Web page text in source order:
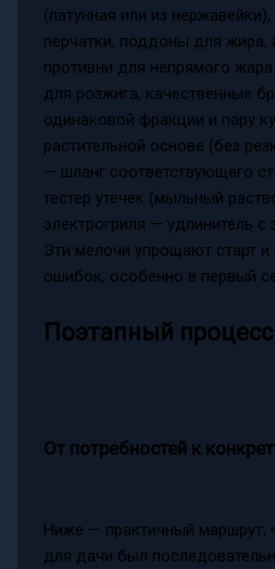
(латунная или из
перчатки, поддоны для
противни для непрямого
для розжига, качественные
одинаковой фракции и пару
растительной основе (без
— шланг соответствующего
тестер утечек (мыльный
электрогриля — удлинитель
Эти мелочи упрощают старт
ошибок, особенно в первый
Поэтапный
От потребностей к
Ниже — практичный маршрут,
для дачи был